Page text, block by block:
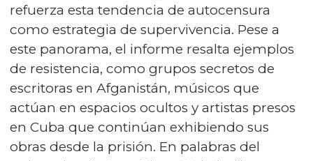
refuerza esta tendencia de autocensura
como estrategia de supervivencia. Pese a
este panorama, el informe resalta ejemplos
de resistencia, como grupos secretos de
escritoras en Afganistán, músicos que
actúan en espacios ocultos y artistas presos
en Cuba que continúan exhibiendo sus
obras desde la prisión. En palabras del